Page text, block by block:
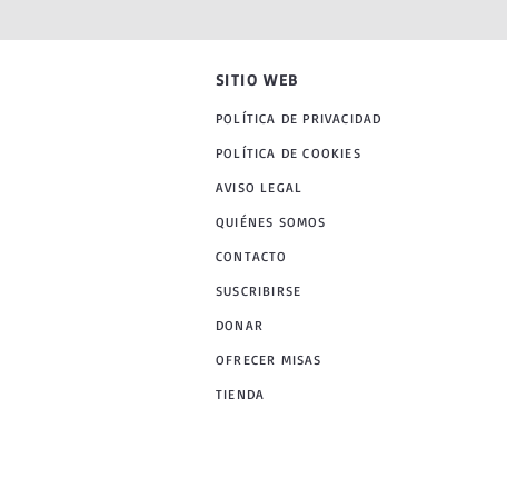
SITIO WEB
POLÍTICA DE PRIVACIDAD
POLÍTICA DE COOKIES
AVISO LEGAL
QUIÉNES SOMOS
CONTACTO
SUSCRIBIRSE
DONAR
OFRECER MISAS
TIENDA